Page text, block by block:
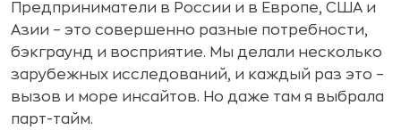
Предприниматели в России и в Европе, США и
Азии – это совершенно разные потребности,
бэкграунд и восприятие. Мы делали несколько
зарубежных исследований, и каждый раз это –
вызов и море инсайтов. Но даже там я выбрала
парт-тайм.